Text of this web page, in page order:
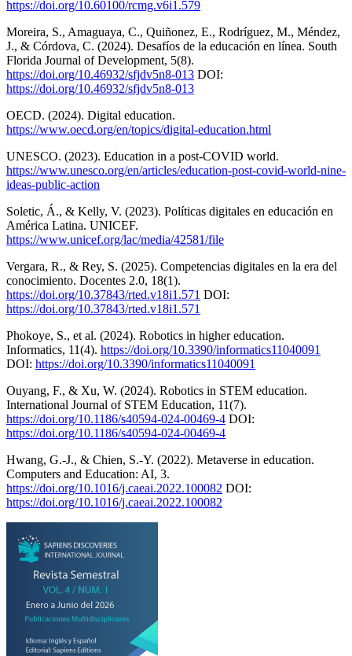
https://doi.org/10.60100/rcmg.v6i1.579
Moreira, S., Amaguaya, C., Quiñonez, E., Rodríguez, M., Méndez,
J., & Córdova, C. (2024). Desafíos de la educación en línea. South
Florida Journal of Development, 5(8).
https://doi.org/10.46932/sfjdv5n8-013 DOI:
https://doi.org/10.46932/sfjdv5n8-013
OECD. (2024). Digital education.
https://www.oecd.org/en/topics/digital-education.html
UNESCO. (2023). Education in a post-COVID world.
https://www.unesco.org/en/articles/education-post-covid-world-nine-
ideas-public-action
Soletic, Á., & Kelly, V. (2023). Políticas digitales en educación en
América Latina. UNICEF.
https://www.unicef.org/lac/media/42581/file
Vergara, R., & Rey, S. (2025). Competencias digitales en la era del
conocimiento. Docentes 2.0, 18(1).
https://doi.org/10.37843/rted.v18i1.571 DOI:
https://doi.org/10.37843/rted.v18i1.571
Phokoye, S., et al. (2024). Robotics in higher education.
Informatics, 11(4). https://doi.org/10.3390/informatics11040091
DOI: https://doi.org/10.3390/informatics11040091
Ouyang, F., & Xu, W. (2024). Robotics in STEM education.
International Journal of STEM Education, 11(7).
https://doi.org/10.1186/s40594-024-00469-4 DOI:
https://doi.org/10.1186/s40594-024-00469-4
Hwang, G.-J., & Chien, S.-Y. (2022). Metaverse in education.
Computers and Education: AI, 3.
https://doi.org/10.1016/j.caeai.2022.100082 DOI:
https://doi.org/10.1016/j.caeai.2022.100082